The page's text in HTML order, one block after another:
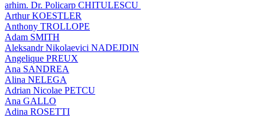
arhim. Dr. Policarp CHITULESCU
Arthur KOESTLER
Anthony TROLLOPE
Adam SMITH
Aleksandr Nikolaevici NADEJDIN
Angelique PREUX
Ana SANDREA
Alina NELEGA
Adrian Nicolae PETCU
Ana GALLO
Adina ROSETTI